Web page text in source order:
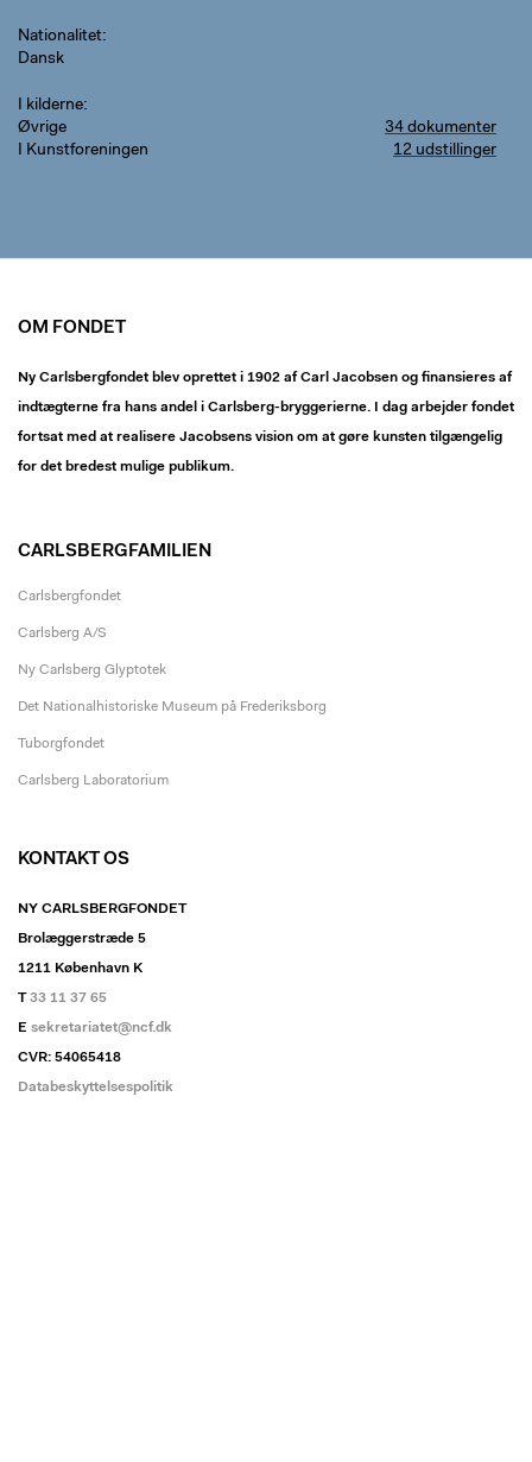
Nationalitet
Dansk
I kilderne
Øvrige
34 dokumenter
I Kunstforeningen
12 udstillinger
OM FONDET
Ny Carlsbergfondet blev oprettet i 1902 af Carl Jacobsen og finansieres af
indtægterne fra hans andel i Carlsberg-bryggerierne. I dag arbejder fondet
fortsat med at realisere Jacobsens vision om at gøre kunsten tilgængelig
for det bredest mulige publikum.
CARLSBERGFAMILIEN
Carlsbergfondet
Carlsberg A/S
Ny Carlsberg Glyptotek
Det Nationalhistoriske Museum på Frederiksborg
Tuborgfondet
Carlsberg Laboratorium
KONTAKT OS
NY CARLSBERGFONDET
Brolæggerstræde 5
1211 København K
T33 11 37 65
E sekretariatet@ncf.dk
CVR: 54065418
Databeskyttelsespolitik